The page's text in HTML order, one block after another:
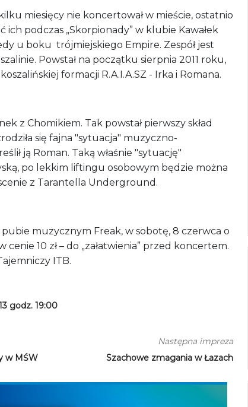
miesięcy nie koncertował w mieście, ostatnio
ich podczas „Skorpionady” w klubie Kawałek
u boku trójmiejskiego Empire. Zespół jest
Powstał na początku sierpnia 2011 roku,
formacji R.A.I.A.SZ - Irka i Romana.
z Chomikiem. Tak powstał pierwszy skład
się fajna "sytuacja" muzyczno-
ją Roman. Taką właśnie "sytuację"
po lekkim liftingu osobowym będzie można
z Tarantella Underground.
muzycznym Freak, w sobotę, 8 czerwca o
cenie 10 zł – do „załatwienia” przed koncertem.
ITB.
godz. 19:00
w MŚW
Następna impreza
Szachowe zmagania w Łazach